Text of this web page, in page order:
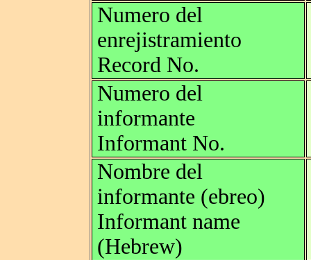
Numero del
enrejistramiento
Record No.
Numero del
informante
Informant No.
Nombre del
informante (ebreo)
Informant name
(Hebrew)